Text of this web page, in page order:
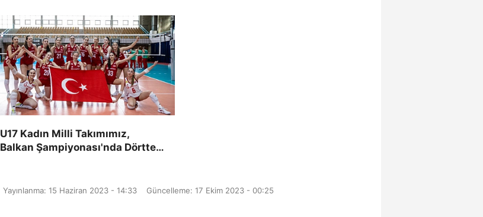
U17 Kadın Milli Takımımız,
Balkan Şampiyonası'nda Dörtte
Yayınlanma: 15 Haziran 2023 - 14:33 Güncelleme: 17 Ekim 2023 - 00:25